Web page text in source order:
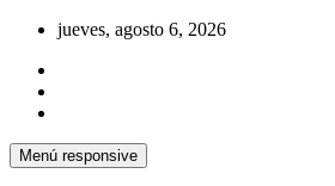
Saltar
contenido
jueves, agosto 6, 2026
Menú responsive